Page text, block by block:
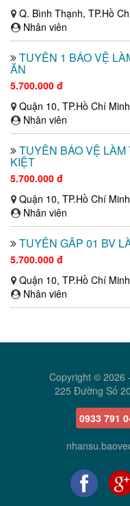
Q. Bình Thạnh, TP.Hồ
Nhân viên
TUYỂN 1 BẢO VỆ
ĂN
5.700.000 đ
Quận 10, TP.Hồ Chí Minh
Nhân viên
TUYỂN BẢO VỆ LÀM
KIỆT
5.700.000 đ
Quận 10, TP.Hồ Chí Minh
Nhân viên
TUYỂN GẤP 01 BV
5.700.000 đ
Quận 10, TP.Hồ Chí Minh
Nhân viên
Copyright © 2026 -
225 Đường Số
0933 791